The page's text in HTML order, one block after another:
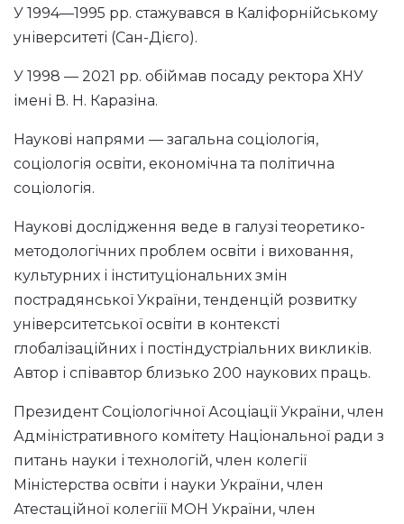
У 1994—1995 рр. стажувався в Каліфорнійському
університеті (Сан-Дієго).
У 1998 — 2021 рр. обіймав посаду ректора ХНУ
імені В. Н. Каразіна.
Наукові напрями — загальна соціологія,
соціологія освіти, економічна та політична
соціологія.
Наукові дослідження веде в галузі теоретико-
методологічних проблем освіти і виховання,
культурних і інституціональних змін
пострадянської України, тенденцій розвитку
університетської освіти в контексті
глобалізаційних і постіндустріальних викликів.
Автор і співавтор близько 200 наукових праць.
Президент Соціологічної Асоціації України, член
Адміністративного комітету Національної ради з
питань науки і технологій, член колегії
Міністерства освіти і науки України, член
Атестаційної колегіїї МОН України, член